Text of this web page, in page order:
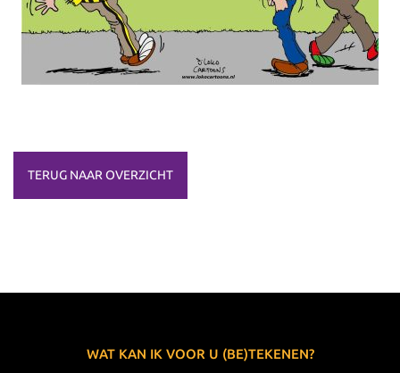
TERUG NAAR OVERZICHT
WAT KAN IK VOOR U (BE)TEKENEN?